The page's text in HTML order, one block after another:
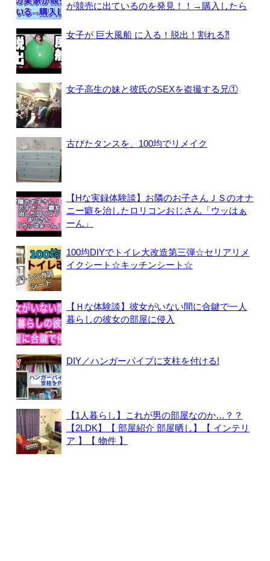
が競売に出ているのを発見！！→購入したら
女子が 巨大風船 に入る！脱出！割れる⁈
女子高生の妹と彼氏のSEXを盗撮する兄①
古びたタンスを、100均でリメイク
【Hな実録体験談】お隣のお子さんＪＳのオナ
ニー癖を治したロリコンおじさん「ウッはぁ
ーん」
100均DIYでトイレ大改造第三弾☆セリアリメ
イクシート☆キッチンシート☆
【Ｈな体験談】彼女がいない間に合鍵で一人
暮らしの彼女の部屋に侵入
DIY／ハンガーパイプに支柱を付ける!
【1人暮らし】これが男の部屋なのか…？？
【2LDK】【 部屋紹介 部屋晒し】【 インテリ
ア 】【 物件 】